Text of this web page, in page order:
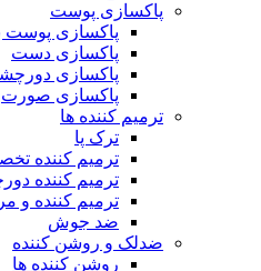
پاکسازی پوست
پاکسازی پوست
پاکسازی دست
پاکسازی
پاکسازی صورت
ترمیم کننده ها
ترک پا
ترمیم کننده
ترمیم کننده
ترمیم کننده و
ضد جوش
ضدلک و روشن کننده
روشن کننده ها